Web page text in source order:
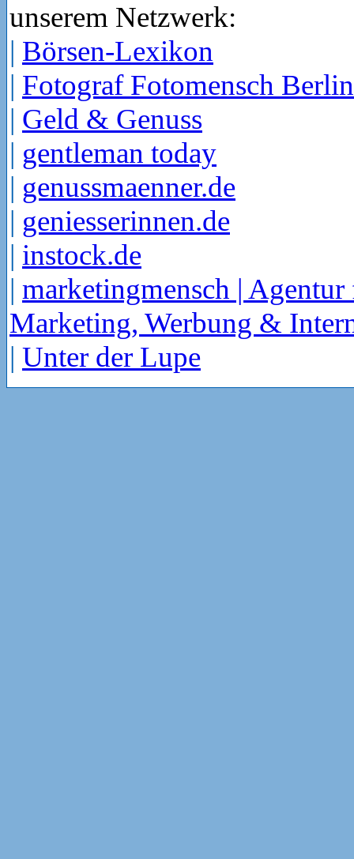
unserem Netzwerk:
| Börsen-Lexikon
| Fotograf Fotomensch Berlin
| Geld & Genuss
| gentleman today
| genussmaenner.de
| geniesserinnen.de
| instock.de
| marketingmensch | Agentur
Marketing, Werbung &
| Unter der Lupe